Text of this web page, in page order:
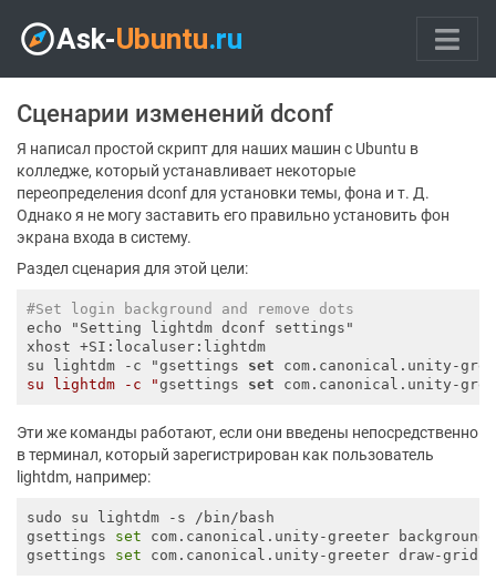
Сценарии изменений dconf
Я написал простой скрипт для наших машин с Ubuntu в
колледже, который устанавливает некоторые
переопределения dconf для установки темы, фона и т. Д.
Однако я не могу заставить его правильно установить фон
экрана входа в систему.
Раздел сценария для этой цели:
#Set login background and remove dots
echo "Setting lightdm dconf settings"
xhost +SI:localuser:lightdm
su lightdm -c "gsettings set com.canonical.unity-
su lightdm -c "gsettings set com.canonical.unity-
Эти же команды работают, если они введены непосредственно
в терминал, который зарегистрирован как пользователь
lightdm, например:
sudo su lightdm -s /bin/bash
gsettings set com.canonical.unity-greeter background
gsettings set com.canonical.unity-greeter draw-grid